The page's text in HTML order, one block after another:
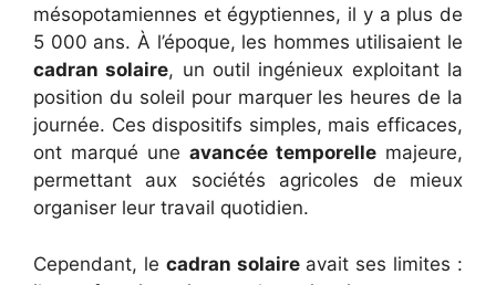
mésopotamiennes et égyptiennes, il y a plus de
5 000 ans. À l’époque, les hommes utilisaient le
cadran solaire, un outil ingénieux exploitant la
position du soleil pour marquer les heures de la
journée. Ces dispositifs simples, mais efficaces,
ont marqué une avancée temporelle majeure,
permettant aux sociétés agricoles de mieux
organiser leur travail quotidien.
Cependant, le cadran solaireavait ses limites :